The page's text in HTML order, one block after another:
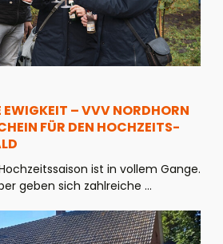
EWIGKEIT – VVV NORDHORN
FÜR DEN HOCHZEITS-
ist in vollem Gange.
geben sich zahlreiche ...